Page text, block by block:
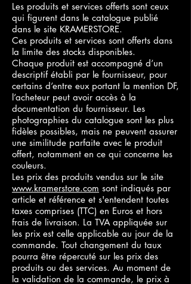
Les produits et services offerts sont ceux
qui figurent dans le catalogue publié
dans le site KRAMERSTORE.
Ces produits et services sont offerts dans
la limite des stocks disponibles.
Chaque produit est accompagné d’un
descriptif établi par le fournisseur, pour
certains d’entre eux portant la mention DF,
l’acheteur peut avoir accès à la
documentation du fournisseur. Les
photographies du catalogue sont les plus
fidèles possibles, mais ne peuvent assurer
une similitude parfaite avec le produit
offert, notamment en ce qui concerne les
couleurs.
Les prix des produits vendus sur le site
www.kramerstore.com sont indiqués par
article et référence et s'entendent toutes
taxes comprises (TTC) en Euros et hors
frais de livraison. La TVA appliquée sur
les prix est celle applicable au jour de la
commande. Tout changement du taux
pourra être répercuté sur les prix des
produits ou des services. Au moment de
la validation de la commande, le prix à